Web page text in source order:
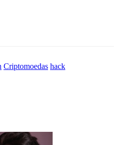
Criptomoedas hack